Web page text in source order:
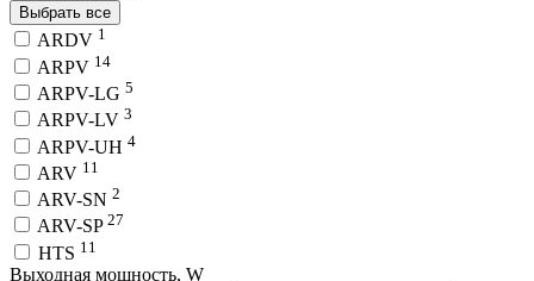
Выбрать все
ARDV 1
ARPV 14
ARPV-LG 5
ARPV-LV 3
ARPV-UH 4
ARV 11
ARV-SN 2
ARV-SP 27
HTS 11
Выходная мощность, W